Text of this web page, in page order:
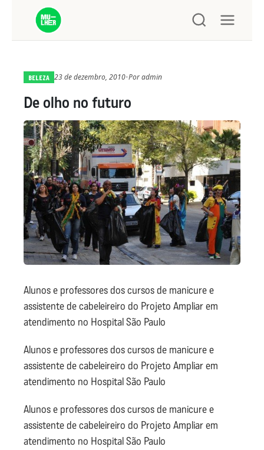
BELEZA 23 de dezembro, 2010•Poradmin
De olho no futuro
Alunos e professores dos cursos de manicure e
assistente de cabeleireiro do Projeto Ampliar em
atendimento no Hospital São Paulo
Alunos e professores dos cursos de manicure e
assistente de cabeleireiro do Projeto Ampliar em
atendimento no Hospital São Paulo
Alunos e professores dos cursos de manicure e
assistente de cabeleireiro do Projeto Ampliar em
atendimento no Hospital São Paulo